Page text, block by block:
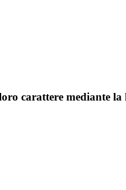
carattere mediante